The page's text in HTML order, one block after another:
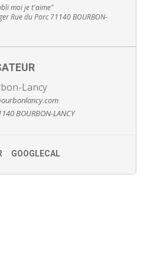
et demandeurs d’emploi sur
moi je t'aime"
Rue du Parc 71140 BOURBON-
Lancy
BOURBON-LANCY
GOOGLECAL